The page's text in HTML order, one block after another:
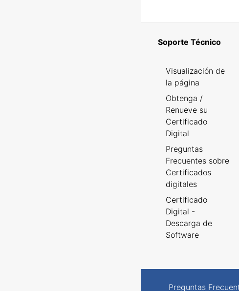
Soporte Técnico
Visualización de
la página
Obtenga /
Renueve su
Certificado
Digital
Preguntas
Frecuentes sobre
Certificados
digitales
Certificado
Digital -
Descarga de
Software
Preguntas